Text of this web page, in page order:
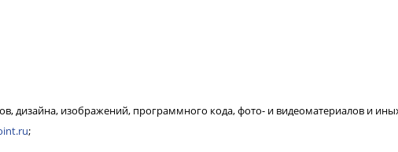
дизайна, изображений, программного кода, фото- и видеоматериалов и
;